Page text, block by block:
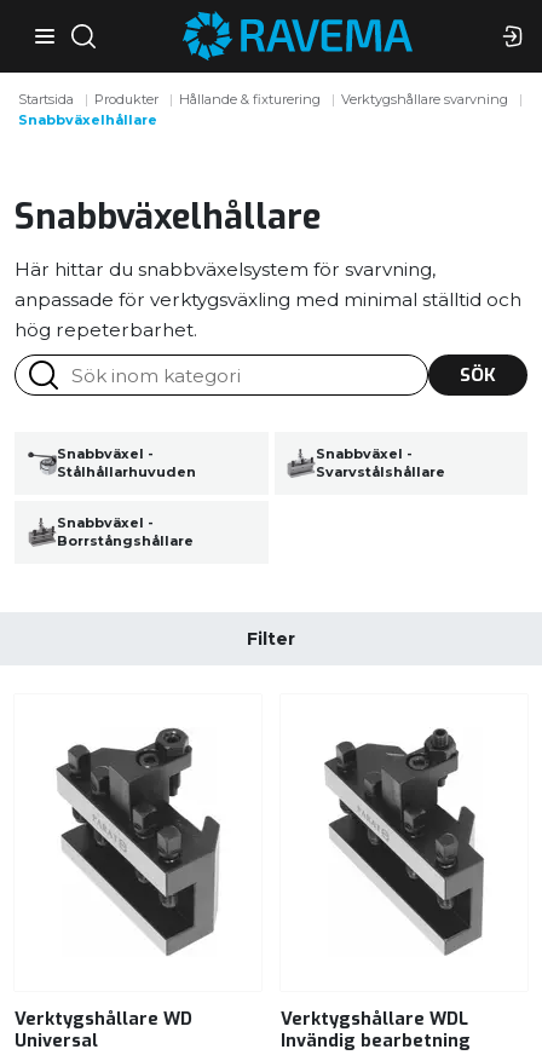
Startsida Produkter Hållande & fixturering
Verktygshållare svarvning
Snabbväxelhållare
Snabbväxelhållare
Här hittar du snabbväxelsystem för svarvning,
anpassade för verktygsväxling med minimal ställtid och
hög repeterbarhet.
SÖK
Snabbväxel -
Stålhållarhuvuden
Snabbväxel -
Svarvstålshållare
Snabbväxel -
Borrstångshållare
Filter
Verktygshållare WD
Universal
Verktygshållare WDL
Invändig bearbetning